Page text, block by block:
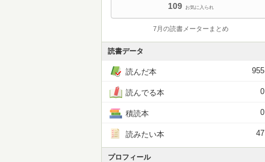
109 お気に入られ
7月の読書メーターまとめ
読書データ
読んだ本 955
読んでる本 0
積読本 0
読みたい本 47
プロフィール